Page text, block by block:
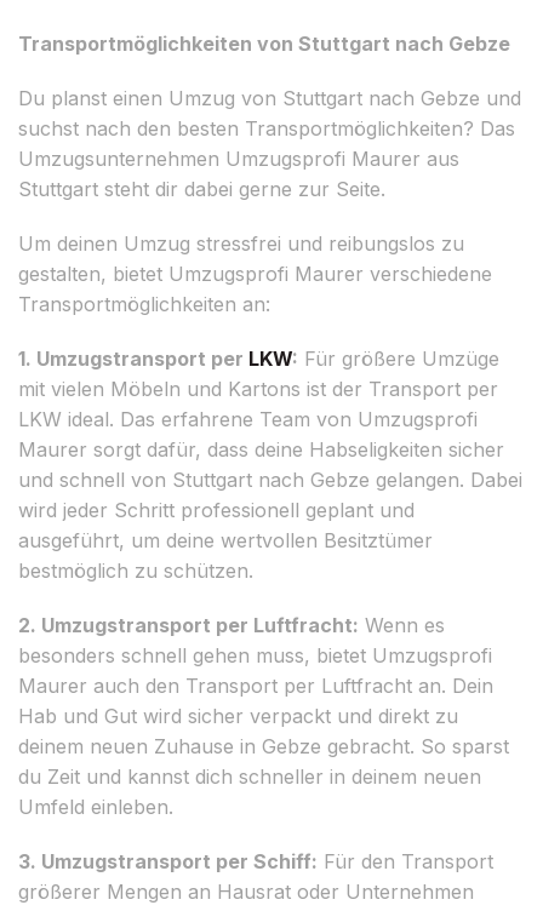
Transportmöglichkeiten von Stuttgart nach Gebze
Du planst einen Umzug von Stuttgart nach Gebze und
suchst nach den besten Transportmöglichkeiten? Das
Umzugsunternehmen Umzugsprofi Maurer aus
Stuttgart steht dir dabei gerne zur Seite.
Um deinen Umzug stressfrei und reibungslos zu
gestalten, bietet Umzugsprofi Maurer verschiedene
Transportmöglichkeiten an:
1. Umzugstransport per LKW: Für größere Umzüge
mit vielen Möbeln und Kartons ist der Transport per
LKW ideal. Das erfahrene Team von Umzugsprofi
Maurer sorgt dafür, dass deine Habseligkeiten sicher
und schnell von Stuttgart nach Gebze gelangen. Dabei
wird jeder Schritt professionell geplant und
ausgeführt, um deine wertvollen Besitztümer
bestmöglich zu schützen.
2. Umzugstransport per Luftfracht: Wenn es
besonders schnell gehen muss, bietet Umzugsprofi
Maurer auch den Transport per Luftfracht an. Dein
Hab und Gut wird sicher verpackt und direkt zu
deinem neuen Zuhause in Gebze gebracht. So sparst
du Zeit und kannst dich schneller in deinem neuen
Umfeld einleben.
3. Umzugstransport per Schiff: Für den Transport
größerer Mengen an Hausrat oder Unternehmen